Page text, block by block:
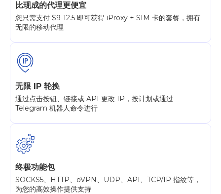
比现成的代理更便宜
您只需支付 $9-12.5 即可获得 iProxy + SIM 卡的套餐，拥有
无限的移动代理
无限 IP 轮换
通过点击按钮、链接或 API 更改 IP，按计划或通过
Telegram 机器人命令进行
终极功能包
SOCKS5、HTTP、oVPN、UDP、API、TCP/IP 指纹等，
为您的高效操作提供支持